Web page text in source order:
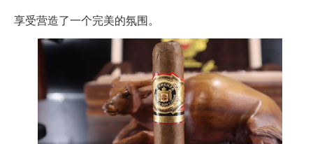
享受营造了一个完美的氛围。